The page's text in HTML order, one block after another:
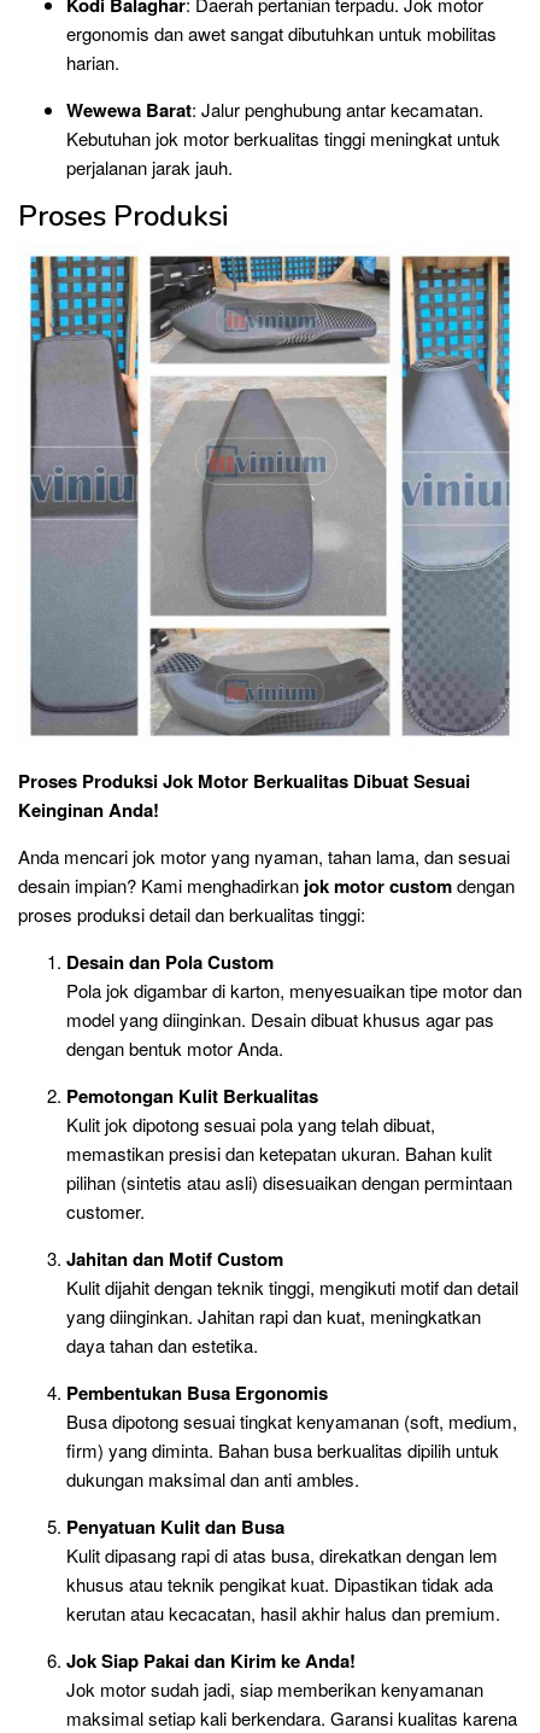
ergonomis dan awet sangat dibutuhkan untuk mobilitas
harian.
Wewewa Barat: Jalur penghubung antar kecamatan.
Kebutuhan jok motor berkualitas tinggi meningkat untuk
perjalanan jarak jauh.
Proses Produksi
Proses Produksi Jok Motor Berkualitas Dibuat Sesuai
Keinginan Anda!
Anda mencari jok motor yang nyaman, tahan lama, dan sesuai
desain impian? Kami menghadirkan jok motor customdengan
proses produksi detail dan berkualitas tinggi:
Desain dan Pola Custom
Pola jok digambar di karton, menyesuaikan tipe motor dan
model yang diinginkan. Desain dibuat khusus agar pas
dengan bentuk motor Anda.
Pemotongan Kulit Berkualitas
Kulit jok dipotong sesuai pola yang telah dibuat,
memastikan presisi dan ketepatan ukuran. Bahan kulit
pilihan (sintetis atau asli) disesuaikan dengan permintaan
customer.
Jahitan dan Motif Custom
Kulit dijahit dengan teknik tinggi, mengikuti motif dan detail
yang diinginkan. Jahitan rapi dan kuat, meningkatkan
daya tahan dan estetika.
Pembentukan Busa Ergonomis
Busa dipotong sesuai tingkat kenyamanan (soft, medium,
firm) yang diminta. Bahan busa berkualitas dipilih untuk
dukungan maksimal dan anti ambles.
Penyatuan Kulit dan Busa
Kulit dipasang rapi di atas busa, direkatkan dengan lem
khusus atau teknik pengikat kuat. Dipastikan tidak ada
kerutan atau kecacatan, hasil akhir halus dan premium.
Jok Siap Pakai dan Kirim ke Anda!
Jok motor sudah jadi, siap memberikan kenyamanan
maksimal setiap kali berkendara. Garansi kualitas karena